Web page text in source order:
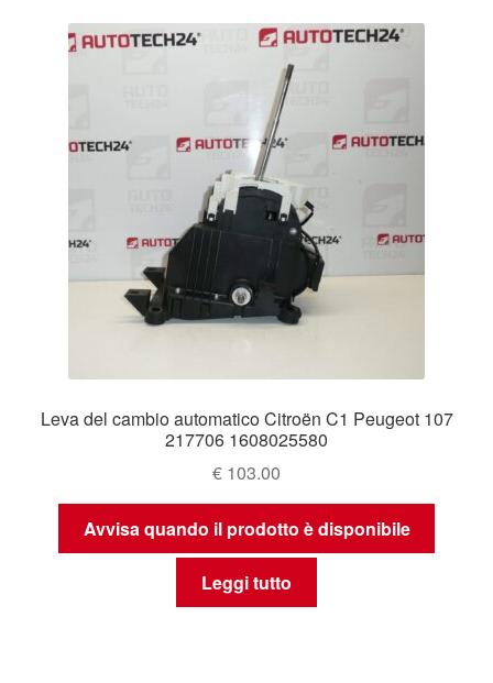
Leva del cambio automatico Citroën C1 Peugeot 107
217706 1608025580
€ 103.00
Avvisa quando il prodotto è disponibile
Leggi tutto